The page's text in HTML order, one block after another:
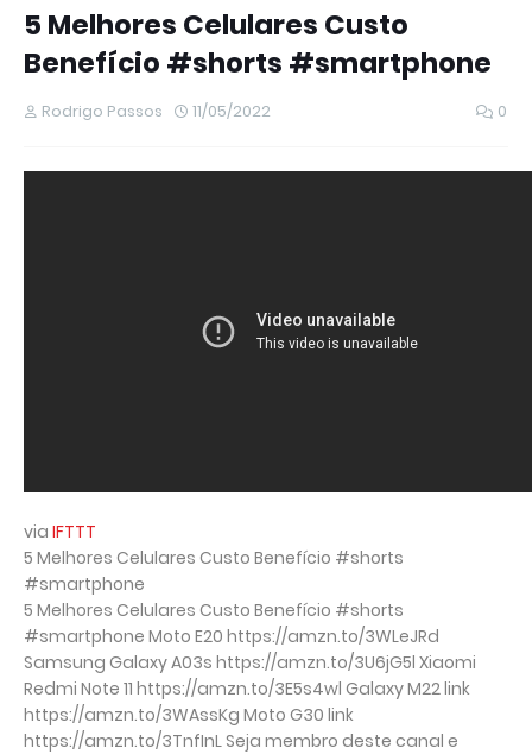
5 Melhores Celulares Custo
Benefício #shorts #smartphone
Rodrigo Passos 11/05/2022 0
via IFTTT
5 Melhores Celulares Custo Benefício #shorts
#smartphone
5 Melhores Celulares Custo Benefício #shorts
#smartphone Moto E20 https://amzn.to/3WLeJRd
Samsung Galaxy A03s https://amzn.to/3U6jG5l Xiaomi
Redmi Note 11 https://amzn.to/3E5s4wl Galaxy M22 link
https://amzn.to/3WAssKg Moto G30 link
https://amzn.to/3TnfInL Seja membro deste canal e